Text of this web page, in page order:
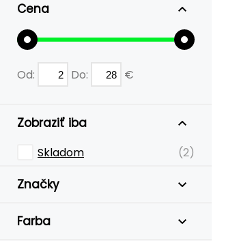
Cena
Od: Do: €
Zobraziť iba
Skladom (2)
Značky
Farba